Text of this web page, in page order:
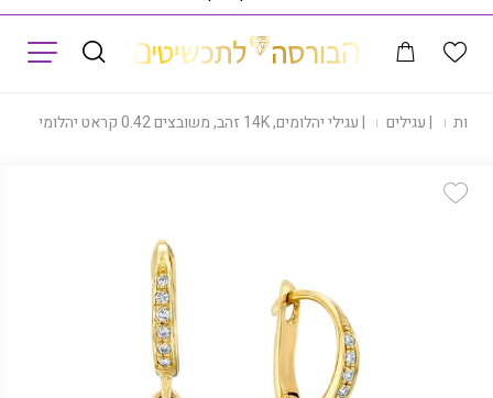
חנות |עגילים |עגילי יהלומים, 14K זהב, משובצים 0.42 קראט יהלומים, דגם ED3127